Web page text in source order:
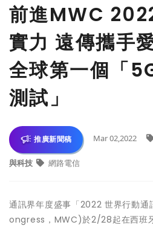
前進MWC
實力 遠傳攜手
全球第一個「
測試」
推廣新聞稿 Mar 02,2022
與科技 網路電信
通訊界年度盛事「2022 世界行動
ongress，MWC)於2/28起在西班